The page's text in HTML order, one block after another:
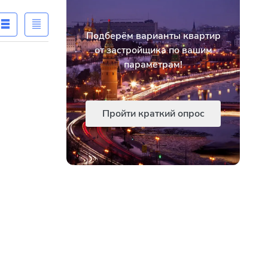
Подберём варианты квартир
от застройщика по вашим
параметрам!
Пройти краткий опрос